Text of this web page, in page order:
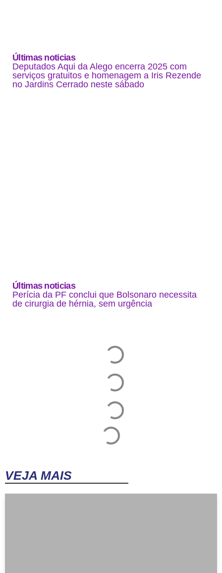
Últimas noticias
Deputados Aqui da Alego encerra 2025 com
serviços gratuitos e homenagem a Iris Rezende
no Jardins Cerrado neste sábado
Últimas noticias
Perícia da PF conclui que Bolsonaro necessita
de cirurgia de hérnia, sem urgência
VEJA MAIS